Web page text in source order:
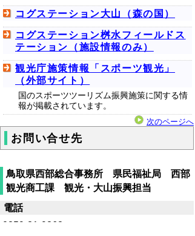
コグステーション大山（森の国）
コグステーション桝水フィールドス
テーション（施設情報のみ）
観光庁施策情報「スポーツ観光」
（外部サイト）
国のスポーツツーリズム振興施策に関する情
報が掲載されています。
次のページへ
お問い合せ先
鳥取県西部総合事務所 県民福祉局 西部
観光商工課 観光・大山振興担当
電話
0859-31-9363